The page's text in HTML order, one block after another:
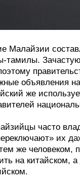
Малайзии
тамилы.
объявления
же
часто
их
же человеком,
на китайском, а